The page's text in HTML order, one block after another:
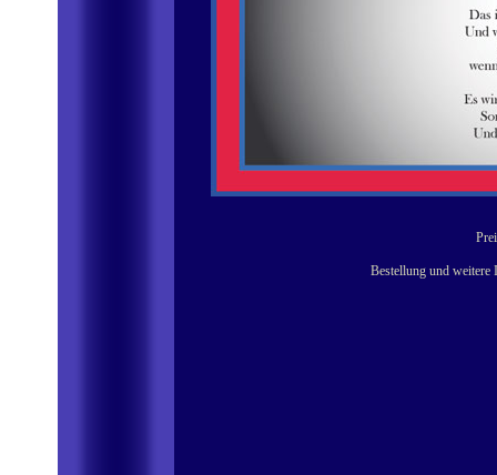
Bestellung und weitere